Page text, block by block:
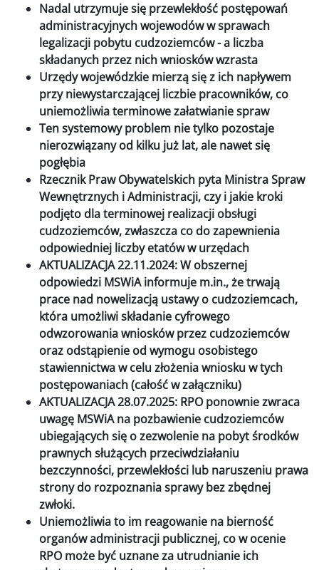
Nadal utrzymuje się przewlekłość postępowań
administracyjnych wojewodów w sprawach
legalizacji pobytu cudzoziemców - a liczba
składanych przez nich wniosków wzrasta
Urzędy wojewódzkie mierzą się z ich napływem
przy niewystarczającej liczbie pracowników, co
uniemożliwia terminowe załatwianie spraw
Ten systemowy problem nie tylko pozostaje
nierozwiązany od kilku już lat, ale nawet się
pogłębia
Rzecznik Praw Obywatelskich pyta Ministra Spraw
Wewnętrznych i Administracji, czy i jakie kroki
podjęto dla terminowej realizacji obsługi
cudzoziemców, zwłaszcza co do zapewnienia
odpowiedniej liczby etatów w urzędach
AKTUALIZACJA 22.11.2024: W obszernej
odpowiedzi MSWiA informuje m.in., że trwają
prace nad nowelizacją ustawy o cudzoziemcach,
która umożliwi składanie cyfrowego
odwzorowania wniosków przez cudzoziemców
oraz odstąpienie od wymogu osobistego
stawiennictwa w celu złożenia wniosku w tych
postępowaniach (całość w załączniku)
AKTUALIZACJA 28.07.2025: RPO ponownie zwraca
uwagę MSWiA na pozbawienie cudzoziemców
ubiegających się o zezwolenie na pobyt środków
prawnych służących przeciwdziałaniu
bezczynności, przewlekłości lub naruszeniu prawa
strony do rozpoznania sprawy bez zbędnej
zwłoki.
Uniemożliwia to im reagowanie na bierność
organów administracji publicznej, co w ocenie
RPO może być uznane za utrudnianie ich